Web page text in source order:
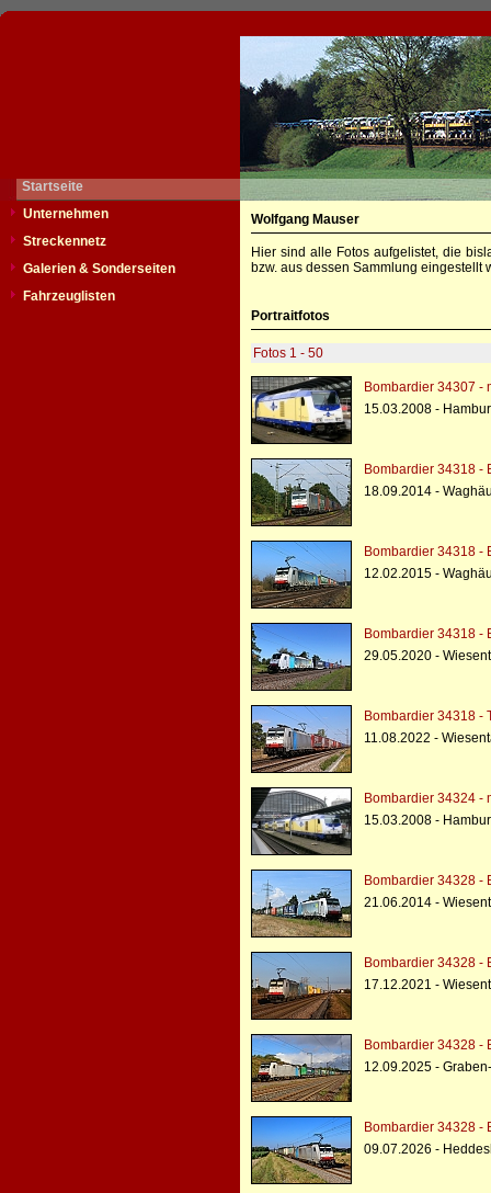
Startseite
Unternehmen
Streckennetz
Galerien & Sonderseiten
Fahrzeuglisten
Wolfgang Mauser
Hier sind alle Fotos aufgelistet, die
bzw. aus dessen Sammlung eingestellt
Portraitfotos
Fotos 1 - 50
Bombardier 34307 -
15.03.2008 -
Bombardier 34318 -
18.09.2014 -
Bombardier 34318 -
12.02.2015 -
Bombardier 34318 -
29.05.2020 -
Bombardier 34318 -
11.08.2022 -
Bombardier 34324 -
15.03.2008 -
Bombardier 34328 -
21.06.2014 -
Bombardier 34328 -
17.12.2021 -
Bombardier 34328 -
12.09.2025 -
Bombardier 34328 -
09.07.2026 -